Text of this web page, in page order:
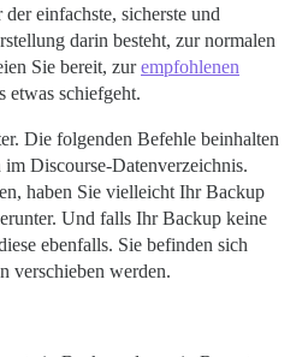
einfachste, sicherste und
darin besteht, zur normalen
Sie bereit, zurempfohlenen
etwas schiefgeht.
Die folgenden Befehle beinhalten
Discourse-Datenverzeichnis.
haben Sie vielleicht Ihr Backup
Und falls Ihr Backup keine
ebenfalls. Sie befinden sich
verschieben werden.